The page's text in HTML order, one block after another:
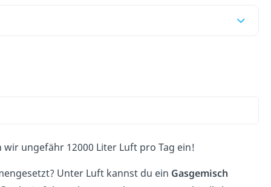
ungefähr 12000 Liter Luft pro Tag ein!
Unter Luft kannst du ein Gasgemisch